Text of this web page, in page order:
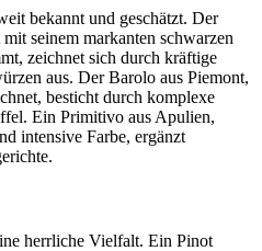
bekannt und geschätzt. Der
seinem markanten schwarzen
zeichnet sich durch kräftige
aus. Der Barolo aus Piemont,
besticht durch komplexe
Ein Primitivo aus Apulien,
intensive Farbe, ergänzt
herrliche Vielfalt. Ein Pinot